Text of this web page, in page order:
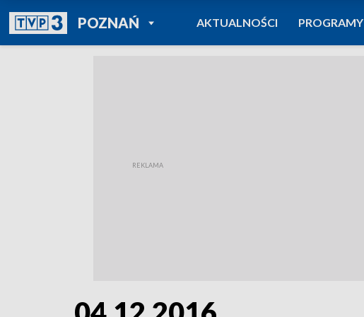
POZNAŃPOWRÓT DO
TVP REGIONY
AKTUALNOŚCI PROGRAMY